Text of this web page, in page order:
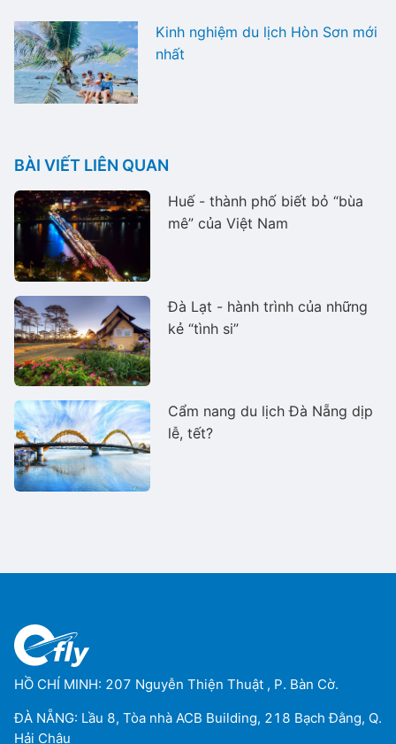
Kinh nghiệm du lịch Hòn Sơn mới
nhất
BÀI VIẾT LIÊN QUAN
Huế - thành phố biết bỏ “bùa
mê” của Việt Nam
Đà Lạt - hành trình của những
kẻ “tình si”
Cẩm nang du lịch Đà Nẵng dịp
lễ, tết?
HỒ CHÍ MINH: 207 Nguyễn Thiện Thuật , P. Bàn Cờ.
ĐÀ NẴNG: Lầu 8, Tòa nhà ACB Building, 218 Bạch Đằng, Q.
Hải Châu